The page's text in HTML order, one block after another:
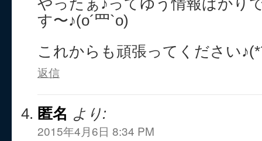
やったぁ♪ってゆう情報ばかり
す〜♪(o´罒`o)
これからも頑張ってください
返信
匿名 より:
2015年4月6日 8:34 PM